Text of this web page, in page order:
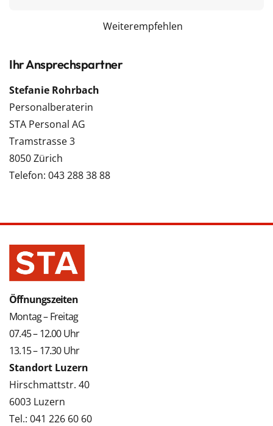
Weiterempfehlen
Ihr Ansprechspartner
Stefanie Rohrbach
Personalberaterin
STA Personal AG
Tramstrasse 3
8050 Zürich
Telefon: 043 288 38 88
Öffnungszeiten
Montag – Freitag
07.45 – 12.00 Uhr
13.15 – 17.30 Uhr
Standort Luzern
Hirschmattstr. 40
6003 Luzern
Tel.: 041 226 60 60